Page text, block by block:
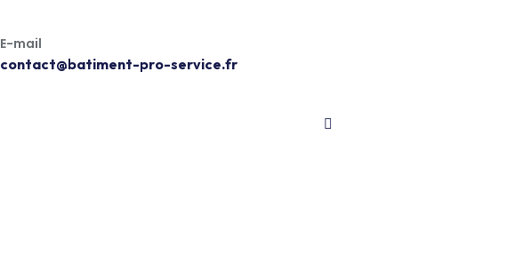
E-mail
contact@batiment-pro-service.fr